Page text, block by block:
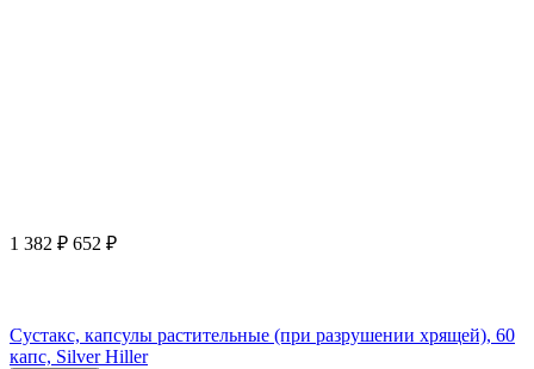
1 382 ₽ 652 ₽
Сустакс, капсулы растительные (при разрушении хрящей), 60
капс, Silver Hiller